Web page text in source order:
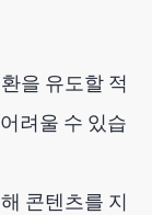
을 유도할 적
려울 수 있습
콘텐츠를 지